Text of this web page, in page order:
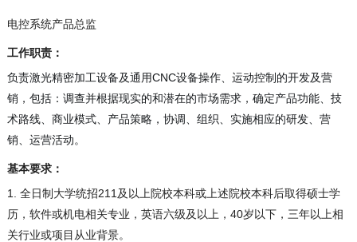
电控系统产品总监
工作职责：
负责激光精密加工设备及通用CNC设备操作、运动控制的开发及营
销，包括：调查并根据现实的和潜在的市场需求，确定产品功能、技
术路线、商业模式、产品策略，协调、组织、实施相应的研发、营
销、运营活动。
基本要求：
1. 全日制大学统招211及以上院校本科或上述院校本科后取得硕士学
历，软件或机电相关专业，英语六级及以上，40岁以下，三年以上相
关行业或项目从业背景。